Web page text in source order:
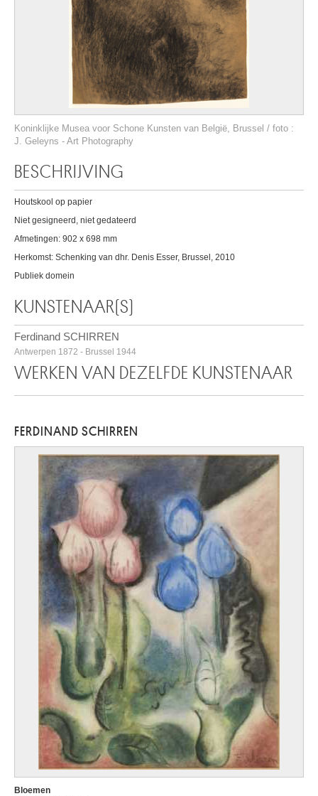
Koninklijke Musea voor Schone Kunsten van België, Brussel / foto :
J. Geleyns - Art Photography
BESCHRIJVING
Houtskool op papier
Niet gesigneerd, niet gedateerd
Afmetingen: 902 x 698 mm
Herkomst: Schenking van dhr. Denis Esser, Brussel, 2010
Publiek domein
KUNSTENAAR(S)
Ferdinand SCHIRREN
Antwerpen 1872 - Brussel 1944
WERKEN VAN DEZELFDE KUNSTENAAR
FERDINAND SCHIRREN
Bloemen